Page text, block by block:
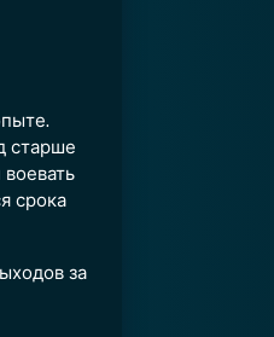
старше
срока
за